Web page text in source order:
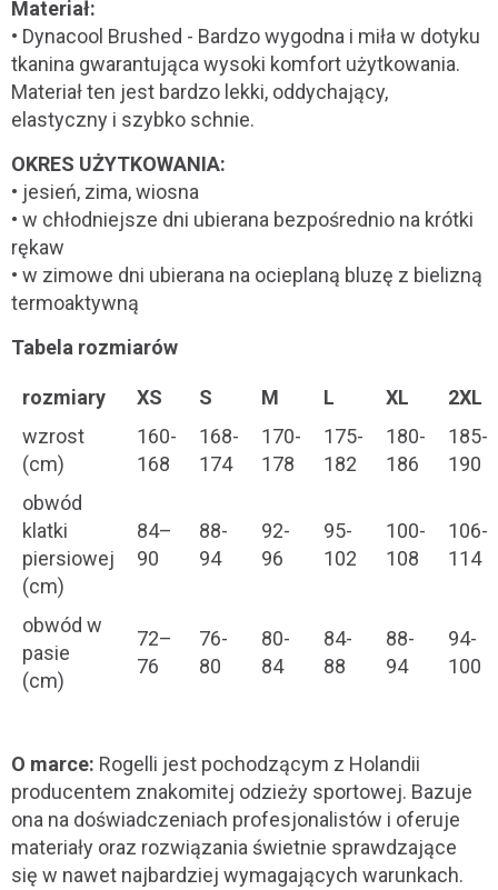
Materiał:
• Dynacool Brushed - Bardzo wygodna i miła w dotyku
tkanina gwarantująca wysoki komfort użytkowania.
Materiał ten jest bardzo lekki, oddychający,
elastyczny i szybko schnie.
OKRES UŻYTKOWANIA:
• jesień, zima, wiosna
• w chłodniejsze dni ubierana bezpośrednio na krótki
rękaw
• w zimowe dni ubierana na ocieplaną bluzę z bielizną
termoaktywną
Tabela rozmiarów
rozmiary XS S M L XL
2XL
wzrost
(cm)
160-
168
168-
174
170-
178
175-
182
180-
186
185-
190
obwód
klatki
piersiowej
(cm)
84–
90
88-
94
92-
96
95-
102
100-
108
106-
114
obwód w
pasie
(cm)
72–
76
76-
80
80-
84
84-
88
88-
94
94-
100
O marce: Rogelli jest pochodzącym z Holandii
producentem znakomitej odzieży sportowej. Bazuje
ona na doświadczeniach profesjonalistów i oferuje
materiały oraz rozwiązania świetnie sprawdzające
się w nawet najbardziej wymagających warunkach.